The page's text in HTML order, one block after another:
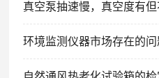
真空泵抽速慢，真空度有但
环境监测仪器市场存在的问